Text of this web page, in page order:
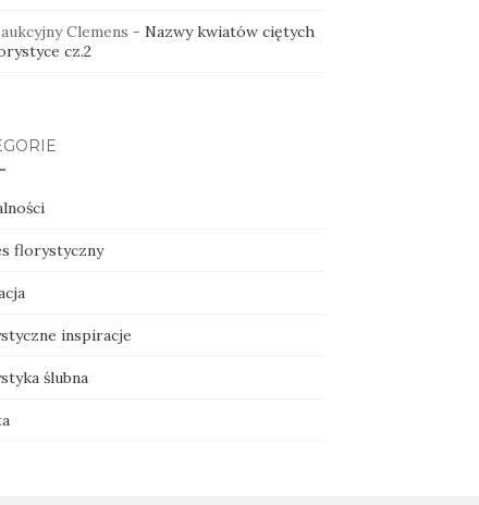
Clemens - Nazwy kwiatów ciętych
cz.2
florystyczny
inspiracje
ślubna